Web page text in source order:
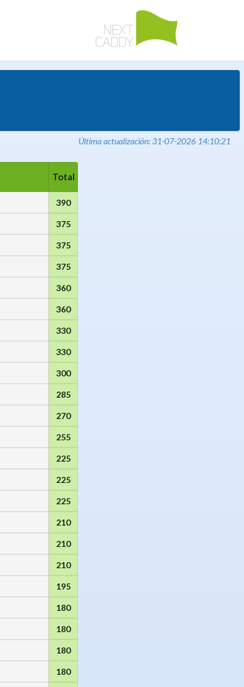
Última actualización: 31-07-2026 14:10:21
Total
390
375
375
375
360
360
330
330
300
285
270
255
225
225
225
210
210
210
195
180
180
180
180